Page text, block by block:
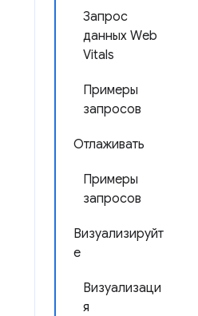
Запрос
данных Web
Vitals
Примеры
запросов
Отлаживать
Примеры
запросов
Визуализируйт
е
Визуализаци
я